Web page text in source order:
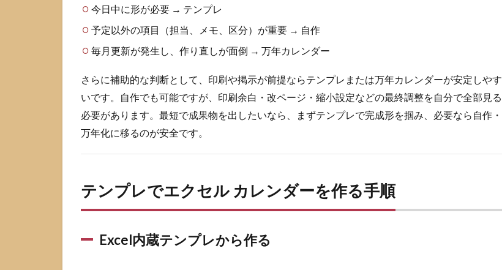
セ
ル
カ
レ
ダ
を
自
作
す
る
手
まず
今日中に形が必要 → テンプレ
予定以外の項目（担当、メモ、区分）が重要 → 自作
毎月更新が発生し、作り直しが面倒 → 万年カレンダー
さらに補助的な判断として、印刷や掲示が前提ならテンプレまたは万年カレンダーが安定しやす
いです。自作でも可能ですが、印刷余白・改ページ・縮小設定などの最終調整を自分で全部見る
必要があります。最短で成果物を出したいなら、まずテンプレで完成形を掴み、必要なら自作・
万年化に移るのが安全です。
テンプレでエクセル カレンダーを作る手順
Excel内蔵テンプレから作る